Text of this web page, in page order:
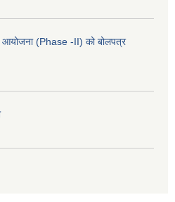
आयोजना (Phase -II) को बोलपत्र